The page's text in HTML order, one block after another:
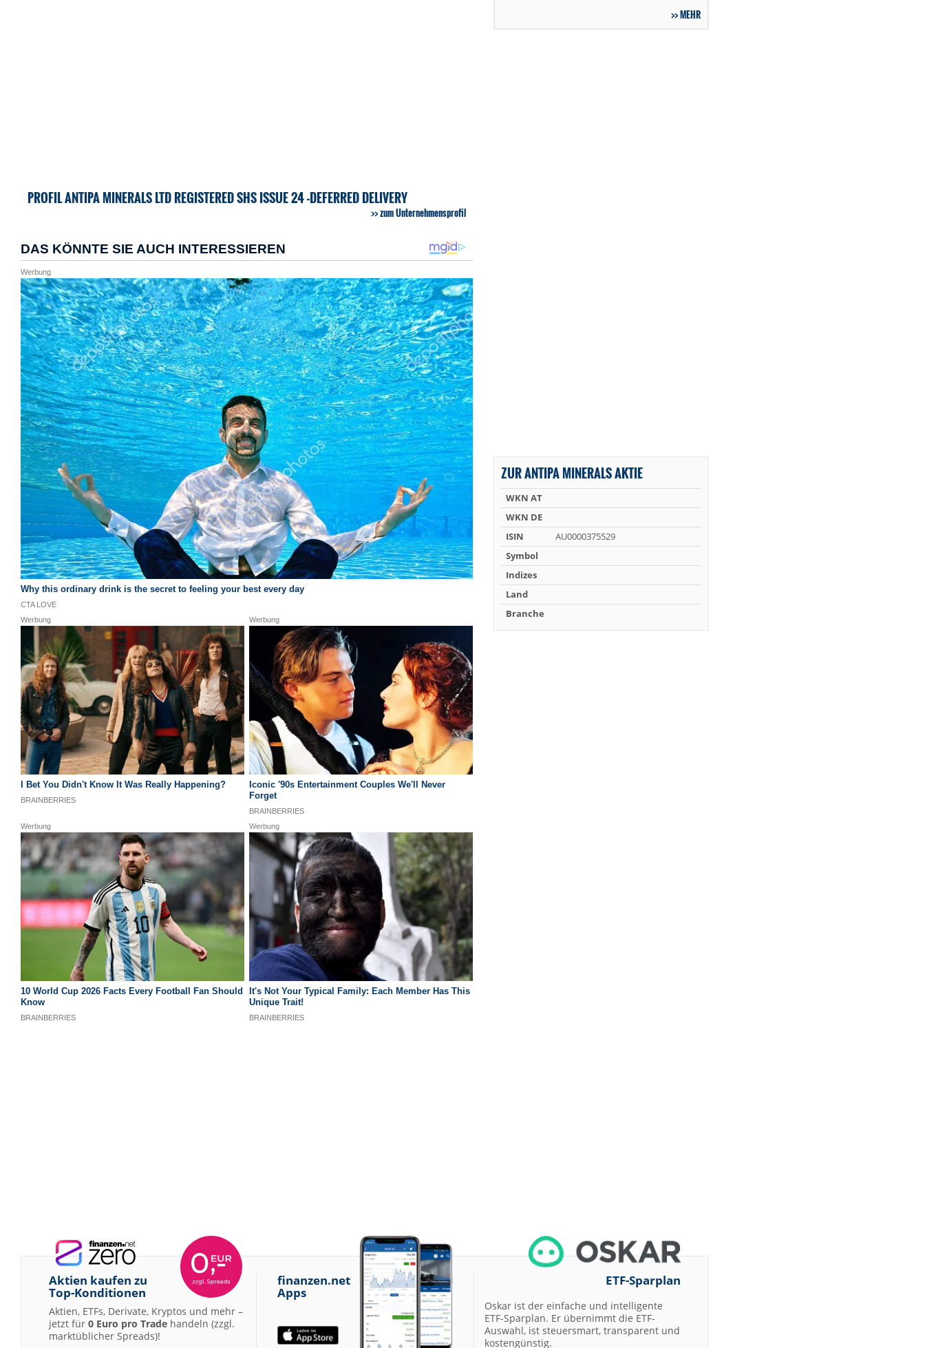
PROFIL ANTIPA MINERALS LTD REGISTERED SHS ISSUE 24 -DEFERRED DELIVERY
zum Unternehmensprofil
MEHR
ZUR ANTIPA MINERALS AKTIE
WKN AT
WKN DE
ISIN
AU0000375529
Symbol
Indizes
Land
Branche
Aktien kaufen zu
Top-Konditionen
Aktien, ETFs, Derivate, Kryptos und mehr –
jetzt für 0 Euro pro Trade handeln (zzgl.
marktüblicher Spreads)!
finanzen.net
Apps
ETF-Sparplan
Oskar ist der einfache und intelligente
ETF-Sparplan. Er übernimmt die ETF-
Auswahl, ist steuersmart, transparent und
kostengünstig.